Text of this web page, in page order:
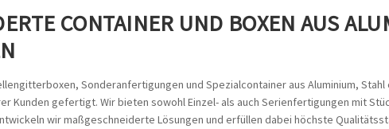
CONTAINER UND BOXEN AUS
Sonderanfertigungen und Spezialcontainer aus Aluminium,
Kunden gefertigt. Wir bieten sowohl Einzel- als auch Serienfertigungen mit
wir maßgeschneiderte Lösungen und erfüllen dabei höchste